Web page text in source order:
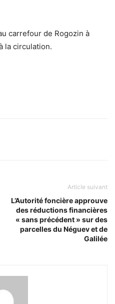
carrefour de Rogozin à
la circulation.
Article suivant
L’Autorité foncière approuve
des réductions financières
« sans précédent » sur des
parcelles du Néguev et de
Galilée